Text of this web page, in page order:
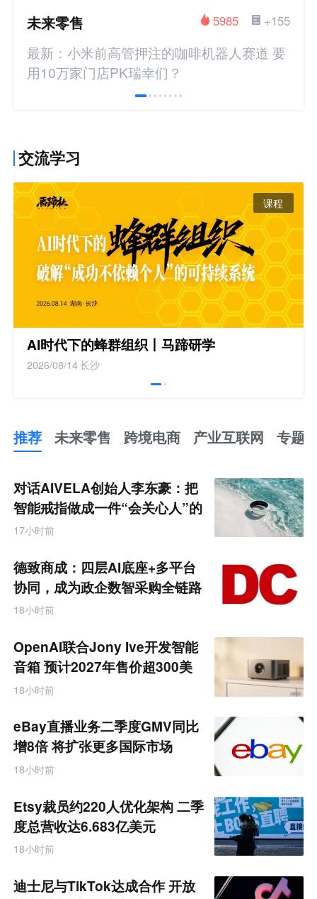
未来零售 +155
5985
最新：小米前高管押注的咖啡机器人赛道 要
用10万家门店PK瑞幸们？
交流学习
课程
AI时代下的蜂群组织丨马蹄研学
2026/08/14长沙
推荐 未来零售 跨境电商 产业互联网 专题
来
零
售
跨
境
商
产
业
互
联
网
对话AIVELA创始人李东豪：把
智能戒指做成一件“会关心人”的
饰品
17小时前
德致商成：四层AI底座+多平台
协同，成为政企数智采购全链路
服务商
18小时前
OpenAI联合Jony Ive开发智能
音箱 预计2027年售价超300美
元
18小时前
eBay直播业务二季度GMV同比
增8倍 将扩张更多国际市场
18小时前
Etsy裁员约220人优化架构 二季
度总营收达6.683亿美元
18小时前
迪士尼与TikTok达成合作 开放